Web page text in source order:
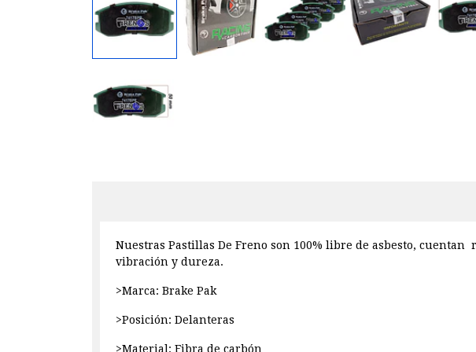
Nuestras Pastillas De Freno son 100% libre de asbesto,
vibración y dureza.
>Marca: Brake Pak
>Posición: Delanteras
>Material: Fibra de carbón